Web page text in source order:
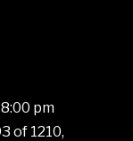
pm
of 1210,